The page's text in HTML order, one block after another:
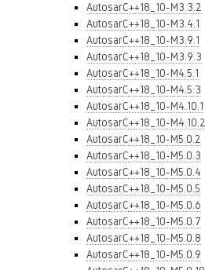
AutosarC++18_10-M3.3.2
AutosarC++18_10-M3.4.1
AutosarC++18_10-M3.9.1
AutosarC++18_10-M3.9.3
AutosarC++18_10-M4.5.1
AutosarC++18_10-M4.5.3
AutosarC++18_10-M4.10.1
AutosarC++18_10-M4.10.2
AutosarC++18_10-M5.0.2
AutosarC++18_10-M5.0.3
AutosarC++18_10-M5.0.4
AutosarC++18_10-M5.0.5
AutosarC++18_10-M5.0.6
AutosarC++18_10-M5.0.7
AutosarC++18_10-M5.0.8
AutosarC++18_10-M5.0.9